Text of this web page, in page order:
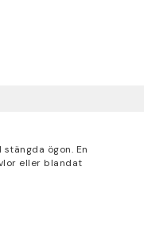
ögon. En
eller blandat